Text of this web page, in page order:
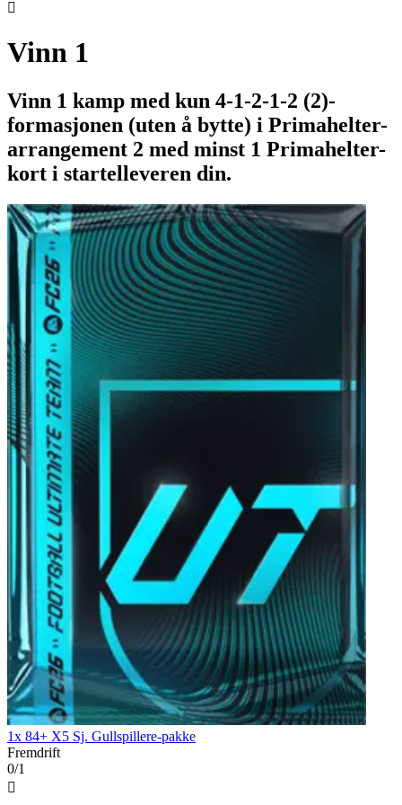

Vinn 1
Vinn 1 kamp med kun 4-1-2-1-2 (2)-
formasjonen (uten å bytte) i Primahelter-
arrangement 2 med minst 1 Primahelter-
kort i startelleveren din.
1x 84+ X5 Sj. Gullspillere-pakke
Fremdrift
0/1
